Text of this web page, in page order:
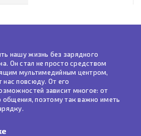
нашу жизнь без зарядного
Он стал не просто средством
мультимедийным центром,
повсюду. От его
зависит многое: от
общения, поэтому так важно иметь